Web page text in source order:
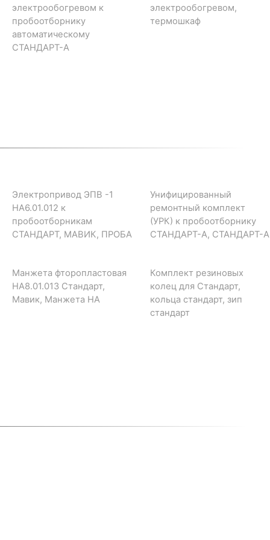
электрообогревом к
пробоотборнику
автоматическому
СТАНДАРТ-А
электрообогревом,
термошкаф
Электропривод ЭПВ -1
НА6.01.012 к
пробоотборникам
СТАНДАРТ, МАВИК, ПРОБА
Унифицированный
ремонтный комплект
(УРК) к пробоотборнику
СТАНДАРТ-А, СТАНДАРТ-А
Манжета фторопластовая
НА8.01.013 Стандарт,
Мавик, Манжета НА
Комплект резиновых
колец для Стандарт,
кольца стандарт, зип
стандарт